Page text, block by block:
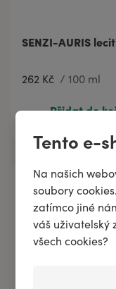
Tento e-
Na našich
soubory
zatímco jiné
váš uživatelský
všech cookies?
SENZI-AURIS
262 Kč / 100 ml
Přidat do